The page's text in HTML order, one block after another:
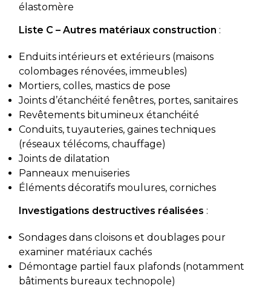
élastomère
Liste C – Autres matériaux construction :
Enduits intérieurs et extérieurs (maisons
colombages rénovées, immeubles)
Mortiers, colles, mastics de pose
Joints d’étanchéité fenêtres, portes, sanitaires
Revêtements bitumineux étanchéité
Conduits, tuyauteries, gaines techniques
(réseaux télécoms, chauffage)
Joints de dilatation
Panneaux menuiseries
Éléments décoratifs moulures, corniches
Investigations destructives réalisées :
Sondages dans cloisons et doublages pour
examiner matériaux cachés
Démontage partiel faux plafonds (notamment
bâtiments bureaux technopole)